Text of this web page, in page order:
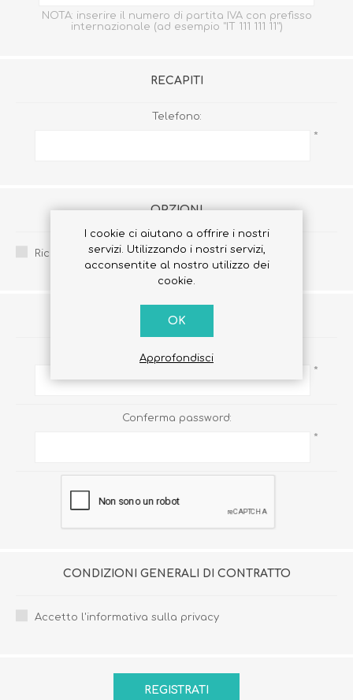
NOTA: inserire il numero di partita IVA con prefisso
internazionale (ad esempio "IT 111 111 11")
RECAPITI
Telefono:
*
OPZIONI
Ricevi la newsletter:
PASSWORD
Password:
*
Conferma password:
*
CONDIZIONI GENERALI DI CONTRATTO
Accetto l'informativa sulla privacy
I cookie ci aiutano a offrire i nostri
servizi. Utilizzando i nostri servizi,
acconsentite al nostro utilizzo dei
cookie.
OK
Approfondisci